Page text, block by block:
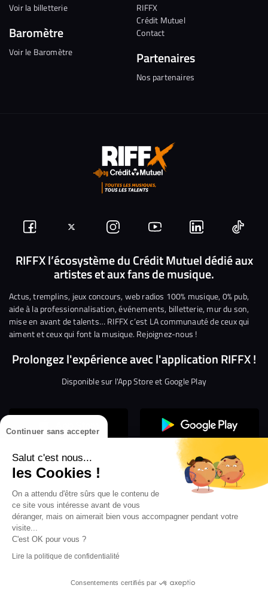
Continuer sans accepter
Salut c'est nous...
les Cookies !
On a attendu d'être sûrs que le contenu de
ce site vous intéresse avant de vous
déranger, mais on aimerait bien vous accompagner pendant votre
visite...
C'est OK pour vous ?
Lire la politique de confidentialité
Consentements certifiés par
Voir la billetterie
Baromètre
Voir le Baromètre
RIFFX
Crédit Mutuel
Contact
Partenaires
Nos partenaires
Suivez-
nous
Facebook
Suivez-
nous
sur
Twitter
Nous
rejoindre
sur
Instagram
Nous
rejoindre
sur
YouTube
Nous
rejoindre
sur
Linkedin
Nous
RIFFX l’écosystème du Crédit Mutuel dédié aux
artistes et aux fans de musique.
Actus, tremplins, jeux concours, web radios 100% musique, 0% pub,
aide à la professionnalisation, événements, billetterie, mur du son,
mise en avant de talents… RIFFX c’est LA communauté de ceux qui
aiment et ceux qui font la musique. Rejoignez-nous !
Prolongez l'expérience avec l'application RIFFX !
Disponible sur l'App Store et Google Play
Confidentialité
Gestion des cookies
Conditions générales d’utilisation
Mentions légales
les webradios RIFFX
en exclusivité sur VIBES le titre de la révé